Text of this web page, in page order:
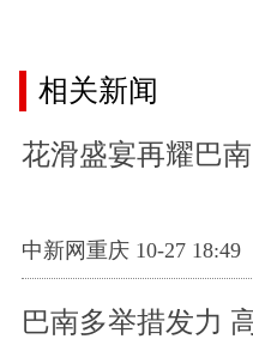
相关新闻
花滑盛宴再耀巴
中新网重庆 10-27 18:49
巴南多举措发力